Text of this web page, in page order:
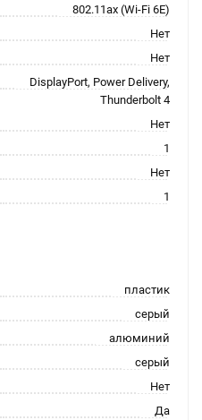
802.11ax (Wi-Fi 6E)
Нет
Нет
DisplayPort, Power Delivery,
Thunderbolt 4
Нет
1
Нет
1
пластик
серый
алюминий
серый
Нет
Да